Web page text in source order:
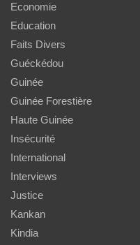
Economie
Education
Faits Divers
Guéckédou
Guinée
Guinée Forestière
Haute Guinée
Insécurité
International
Interviews
Justice
Kankan
Kindia